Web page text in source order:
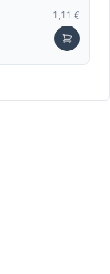
1,11 €